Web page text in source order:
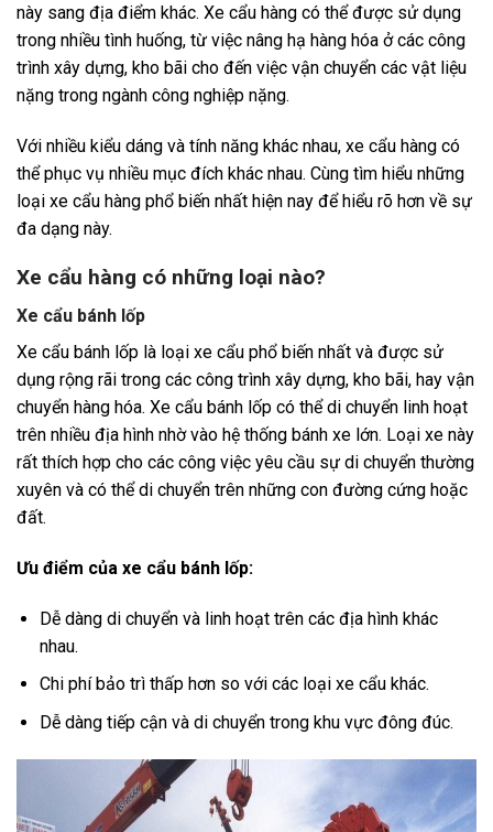
này sang địa điểm khác. Xe cẩu hàng có thể được sử dụng
trong nhiều tình huống, từ việc nâng hạ hàng hóa ở các công
trình xây dựng, kho bãi cho đến việc vận chuyển các vật liệu
nặng trong ngành công nghiệp nặng.
Với nhiều kiểu dáng và tính năng khác nhau, xe cẩu hàng có
thể phục vụ nhiều mục đích khác nhau. Cùng tìm hiểu những
loại xe cẩu hàng phổ biến nhất hiện nay để hiểu rõ hơn về sự
đa dạng này.
Xe cẩu hàng có những loại nào?
Xe cẩu bánh lốp
Xe cẩu bánh lốp là loại xe cẩu phổ biến nhất và được sử
dụng rộng rãi trong các công trình xây dựng, kho bãi, hay vận
chuyển hàng hóa. Xe cẩu bánh lốp có thể di chuyển linh hoạt
trên nhiều địa hình nhờ vào hệ thống bánh xe lớn. Loại xe này
rất thích hợp cho các công việc yêu cầu sự di chuyển thường
xuyên và có thể di chuyển trên những con đường cứng hoặc
đất.
Ưu điểm của xe cẩu bánh lốp:
Dễ dàng di chuyển và linh hoạt trên các địa hình khác
nhau.
Chi phí bảo trì thấp hơn so với các loại xe cẩu khác.
Dễ dàng tiếp cận và di chuyển trong khu vực đông đúc.